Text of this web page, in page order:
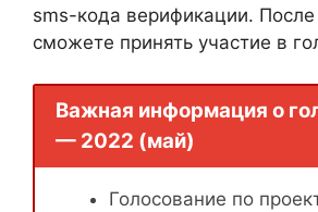
sms-кода верификации. После
сможете принять участие в
Важная информация о
— 2022 (май)
Голосование по